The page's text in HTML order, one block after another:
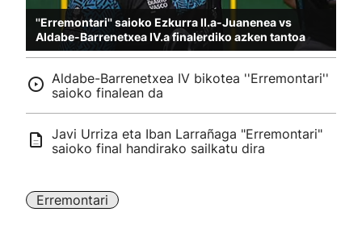
''Erremontari'' saioko Ezkurra II.a-Juanenea vs
Aldabe-Barrenetxea IV.a finalerdiko azken tantoa
Aldabe-Barrenetxea IV bikotea ''Erremontari''
saioko finalean da
Javi Urriza eta Iban Larrañaga "Erremontari"
saioko final handirako sailkatu dira
Erremontari